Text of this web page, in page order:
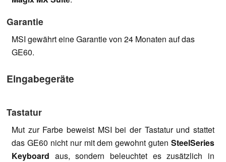
Garantie
MSI gewährt eine Garantie von 24 Monaten auf das
GE60.
Eingabegeräte
Tastatur
Mut zur Farbe beweist MSI bei der Tastatur und stattet
das GE60 nicht nur mit dem gewohnt guten SteelSeries
Keyboard aus, sondern beleuchtet es zusätzlich in